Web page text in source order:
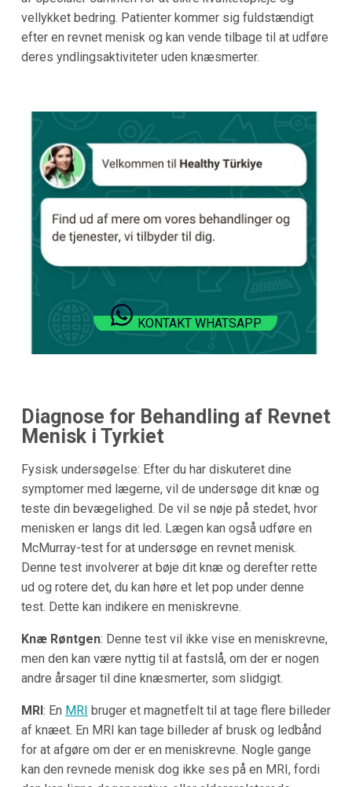
vellykket bedring. Patienter kommer sig fuldstændigt
efter en revnet menisk og kan vende tilbage til at udføre
deres yndlingsaktiviteter uden knæsmerter.
KONTAKT WHATSAPP
Diagnose for Behandling af Revnet
Menisk i Tyrkiet
Fysisk undersøgelse: Efter du har diskuteret dine
symptomer med lægerne, vil de undersøge dit knæ og
teste din bevægelighed. De vil se nøje på stedet, hvor
menisken er langs dit led. Lægen kan også udføre en
McMurray-test for at undersøge en revnet menisk.
Denne test involverer at bøje dit knæ og derefter rette
ud og rotere det, du kan høre et let pop under denne
test. Dette kan indikere en meniskrevne.
Knæ Røntgen: Denne test vil ikke vise en meniskrevne,
men den kan være nyttig til at fastslå, om der er nogen
andre årsager til dine knæsmerter, som slidgigt.
MRI : En MRI bruger et magnetfelt til at tage flere billeder
af knæet. En MRI kan tage billeder af brusk og ledbånd
for at afgøre om der er en meniskrevne. Nogle gange
kan den revnede menisk dog ikke ses på en MRI, fordi